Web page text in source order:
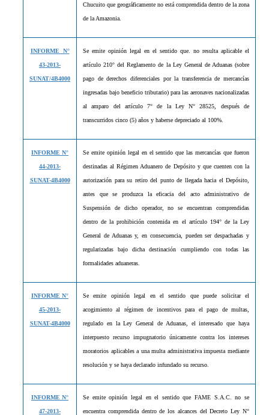
Chucuito que geográficamente no está comprendida dentro de la zona
de la Amazonia.
INFORME N°
43-2013-
SUNAT/4B4000
Se emite opinión legal en el sentido que. no resulta aplicable el
artículo 210° del Reglamento de la Ley General de Aduanas (sobre
pago de derechos diferenciales por la transferencia de mercancías
ingresadas bajo beneficio tributario) para las aeronaves nacionalizadas
al amparo del artículo 7° de la Ley N° 28525, después de
transcurridos cinco (5) años y haberse depreciado al 100%.
INFORME N°
44-2013-
SUNAT-4B4000
Se emite opinión legal en el sentido que las mercancías que fueron
destinadas al Régimen Aduanero de Depósito y que cuenten con la
autorización para su retiro del punto de llegada hacia el Depósito,
antes que se produzca la eficacia del acto administrativo de
Suspensión de dicho operador, no se encuentran comprendidas
dentro de la prohibición contenida en el artículo 194° de la Ley
General de Aduanas y, en consecuencia, pueden ser despachadas y
regularizadas bajo dicha destinación cumpliendo con todas las
formalidades aduaneras.
INFORME N°
45-2013-
SUNAT-4B4000
Se emite opinión legal en el sentido que puede solicitar el
acogimiento al régimen de incentivos para el pago de multas,
regulado en la Ley General de Aduanas, el interesado que haya
interpuesto recurso impugnatorio únicamente contra los intereses
moratorios aplicables a una multa administrativa impuesta mediante
resolución y se haya declarado infundado su recurso.
INFORME N°
47-2013-
Se emite opinión legal en el sentido que FAME S.A.C. no se
encuentra comprendida dentro de los alcances del Decreto Ley N°